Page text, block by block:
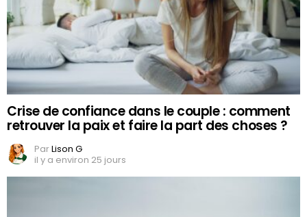
Crise de confiance dans le couple : comment
retrouver la paix et faire la part des choses ?
ParLison G
il y a environ 25 jours